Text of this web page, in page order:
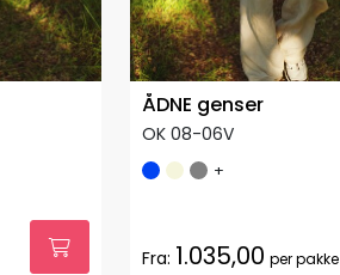
ÅDNE genser
OK 08-06V
+
Fra: 1.035,00 per pakke